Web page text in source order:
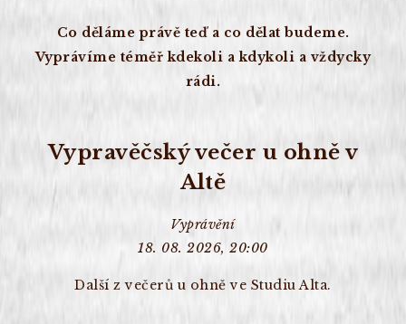
Co děláme právě teď a co dělat budeme.
Vyprávíme téměř kdekoli a kdykoli a vždycky
rádi.
Vypravěčský večer u ohně v
Altě
Vyprávění
18. 08. 2026, 20:00
Další z večerů u ohně ve Studiu Alta.